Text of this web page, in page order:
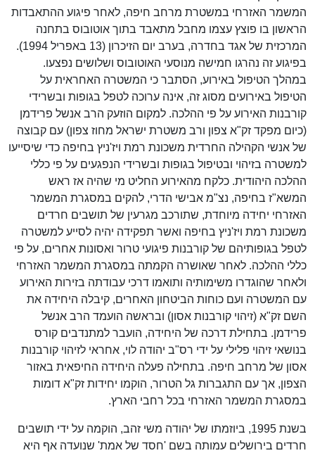
המשמר האזרחי במשטרת מרחב חיפה, לאחר פיגוע ההתאבדות
הראשון בו פוצץ עצמו מחבל מתאבד בתוך אוטובוס בתחנה
המרכזית של אגד בחדרה, בערב יום הזיכרון (13 באפריל 1994).
בפיגוע זה נהרגו חמישה מנוסעי האוטובוס ושלושים נפצעו.
במהלך הטיפול באירוע, הסתבר כי המשטרה האחראית על
הטיפול באירועים מסוג זה, אינה ערוכה לטפל בגופות ובשרידי
קורבנות האירוע על פי ההלכה. למקום הוזעק הרב אנשל פרידמן
(כיום מפקד זק"א צפון ורב משטרת ישראל מחוז צפון) עם קבוצה
של אנשי הקהילה החרדית משכונת רמת ויז'ניץ בחיפה כדי שיסייעו
למשטרה בזיהוי ובטיפול בגופות ובשרידי הנפגעים על פי כללי
ההלכה היהודית. כלקח מהאירוע החליט מי שהיה אז ראש
המשא"ז בחיפה, נצ"מ אבישי הדרי, להקים במסגרת המשמר
האזרחי יחידה מיוחדת, שתורכב מגרעין של תושבים חרדים
משכונת רמת ויז'ניץ בחיפה ואשר תפקידה יהיה לסייע למשטרה
לטפל בגופותיהם של קורבנות פיגועי טרור ואסונות אחרים, על פי
כללי ההלכה. לאחר שאושרה הקמתה במסגרת המשמר האזרחי
ולאחר שהוגדרו משימותיה ותואמו דרכי עבודתה בזירות האירוע
עם המשטרה ועם כוחות הביטחון האחרים, קיבלה היחידה את
השם זק"א (זיהוי קורבנות אסון) ובראשה הועמד הרב אנשל
פרידמן. בתחילת דרכה של היחידה, הועבר למתנדבים קורס
בנושאי זיהוי פלילי על ידי רס"ב יהודה לוי, אחראי לזיהוי קורבנות
אסון של מרחב חיפה. בתחילה פעלה היחידה החיפאית באזור
הצפון, אך עם התגברות גל הטרור, הוקמו יחידות זק"א דומות
במסגרת המשמר האזרחי בכל רחבי הארץ.
בשנת 1995, ביוזמתו של יהודה משי זהב, הוקמה על ידי תושבים
חרדים בירושלים עמותה בשם 'חסד של אמת' שנועדה אף היא